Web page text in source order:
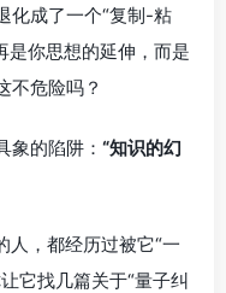
化成了一个“复制-粘
是你思想的延伸，而是
不危险吗？
象的陷阱： “知识的幻
人，都经历过被它“一
它找几篇关于“量子纠